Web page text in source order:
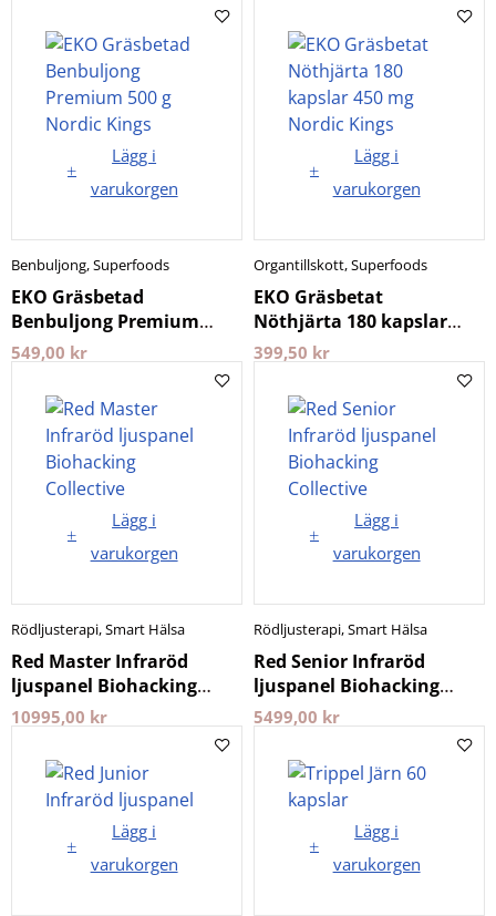
Lägg i
varukorgen
Benbuljong,Superfoods
EKO Gräsbetad
Benbuljong Premium
500 g Nordic Kings
549,00 kr
Lägg i
varukorgen
Organtillskott,Superfoods
EKO Gräsbetat
Nöthjärta 180 kapslar
450 mg Nordic Kings
399,50 kr
Lägg i
varukorgen
Rödljusterapi,Smart Hälsa
Red Master Infraröd
ljuspanel Biohacking
Collective
10995,00 kr
Lägg i
varukorgen
Rödljusterapi,Smart Hälsa
Red Senior Infraröd
ljuspanel Biohacking
Collective
5499,00 kr
Lägg i
varukorgen
Lägg i
varukorgen